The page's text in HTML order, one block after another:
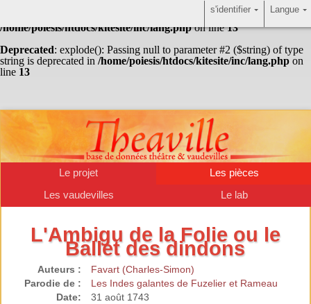
: Undefined array key "HTTP_ACCEPT_LANGUAGE" in
/home/poiesis/htdocs/kitesite/inc/lang.phpon line13
Deprecated: explode(): Passing null to parameter #2 ($string) of type
string is deprecated in /home/poiesis/htdocs/kitesite/inc/lang.php on
line 13
Le projet
Les pièces
Les vaudevilles
Le lab
L'Ambigu de la Folie ou le
Ballet des dindons
Auteurs :
Favart (Charles-Simon)
Parodie de :
Les Indes galantes de Fuzelier et Rameau
Date:
31 août 1743
Langue
s'identifier